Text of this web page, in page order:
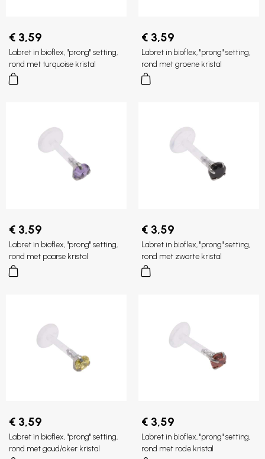
€ 3,59
Labret in bioflex, "prong" setting,
rond met turquoise kristal
€ 3,59
Labret in bioflex, "prong" setting,
rond met groene kristal
€ 3,59
Labret in bioflex, "prong" setting,
rond met paarse kristal
€ 3,59
Labret in bioflex, "prong" setting,
rond met zwarte kristal
€ 3,59
Labret in bioflex, "prong" setting,
rond met goud/oker kristal
€ 3,59
Labret in bioflex, "prong" setting,
rond met rode kristal